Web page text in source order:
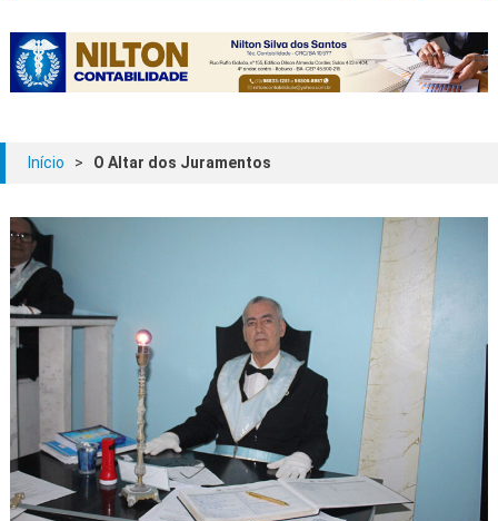
Início > O Altar dos Juramentos